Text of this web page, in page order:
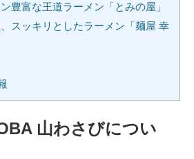
豊富な王道ラーメン「とみの屋」
スッキリとしたラーメン「麺屋 幸
山わさびについ